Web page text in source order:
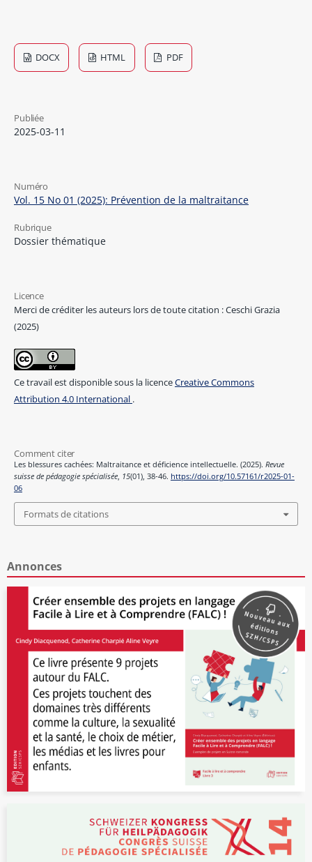
DOCX HTML PDF
Publiée
2025-03-11
Numéro
Vol. 15 No 01 (2025): Prévention de la maltraitance
Rubrique
Dossier thématique
Licence
Merci de créditer les auteurs lors de toute citation : Ceschi Grazia
(2025)
Ce travail est disponible sous la licenceCreative Commons
Attribution 4.0 International .
Comment citer
Les blessures cachées: Maltraitance et déficience intellectuelle. (2025). Revue
suisse de pédagogie spécialisée, 15(01), 38-46. https://doi.org/10.57161/r2025-01-
06
Formats de citations
Annonces